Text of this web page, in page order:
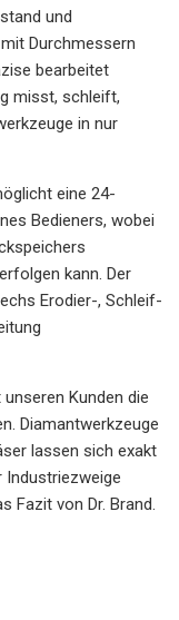
und
Durchmessern
bearbeitet
misst, schleift,
in nur
eine 24-
Bedieners, wobei
kann. Der
Erodier-, Schleif-
Kunden die
Diamantwerkzeuge
lassen sich exakt
Fazit von Dr. Brand.